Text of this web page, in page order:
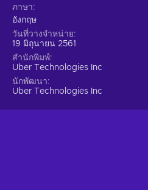
happy, motivate your
fast deliveries of food from
Meals for any occasion.
office, then with Uber Eats,
let your people get their
door.
Available in most
ภาษา
อังกฤษ
วันที่วางจำหน่าย
19 มิถุนายน 2561
สำนักพิมพ์
Uber Technologies Inc
นักพัฒนา
Uber Technologies Inc